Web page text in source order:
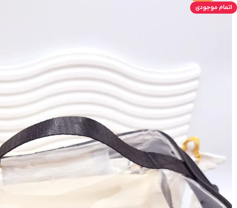
اتمام موجودی